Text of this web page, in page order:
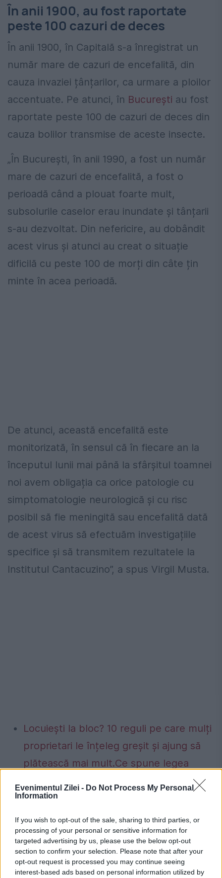
Evenimentul Zilei - Do Not Process My Personal
Information
If you wish to opt-out of the sale, sharing to third parties, or
processing of your personal or sensitive information for
targeted advertising by us, please use the below opt-out
section to confirm your selection. Please note that after your
opt-out request is processed you may continue seeing
interest-based ads based on personal information utilized by
În anii 1900, au fost raportate
peste 100 cazuri de deces
În anii 1900, în Capitală s-a înregistrat un
număr mare de cazuri de encefalită, din
cauza invaziei țânțarilor, ca urmare a ploilor
accentuate. Pe atunci, în București au fost
raportate peste 100 de cazuri de deces din
cauza bolilor transmise de aceste insecte.
„În București, în anii 1990, a fost un număr
mare de cazuri de encefalită, a fost o
perioadă când a plouat foarte mult,
subsolurile caselor erau inundate și tânțarii
s-au dezvoltat. Din nefericire, au dobândit
acest virus și atunci au creat o situație
dificilă cu peste 100 de morți din câte țin
minte în acea perioadă.
De atunci, această encefalită este
monitorizată, în sensul că în fiecare an la
începutul lunii mai până la sfârșitul toamnei
noi avem obligația ca orice patologie cu
simptomatologie neurologică și cu risc
posibil să fie meningită sau encefalită dată
de acest virus să efectuăm investigațiile
specifice și să transmitem rezultatele la
Institutul Cantacuzino”, a spus Virgil Musta.
Locuiești la bloc? 10 reguli pe care mulți
proprietari le înțeleg greșit și ajung să
plătească mai mult.Ce spune legea
Concediu 2026. Dreptul pe care mulți
salariați nu îl cunosc. Când se pot pierde
zilele de concediu și când nu
Bucuresti infectare West Nile